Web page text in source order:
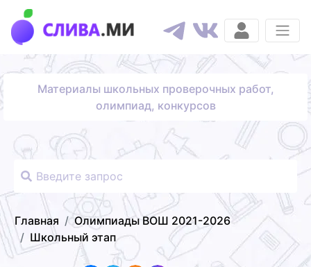
Материалы школьных проверочных работ,
олимпиад, конкурсов
Главная
Олимпиады ВОШ 2021-2026
Школьный этап